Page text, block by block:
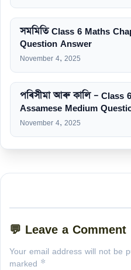
সমমিতি Class 6 Maths
Question Answer
November 4, 2025
পৰিসীমা আৰু কালি – Class
Assamese Medium
November 4, 2025
💬 Leave a Comment
Your email address will not be
marked *